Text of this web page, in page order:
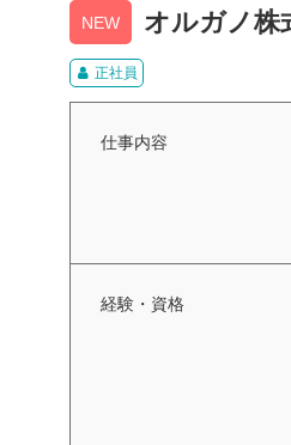
NEW オルガノ株
正社員
仕事内容
経験・資格